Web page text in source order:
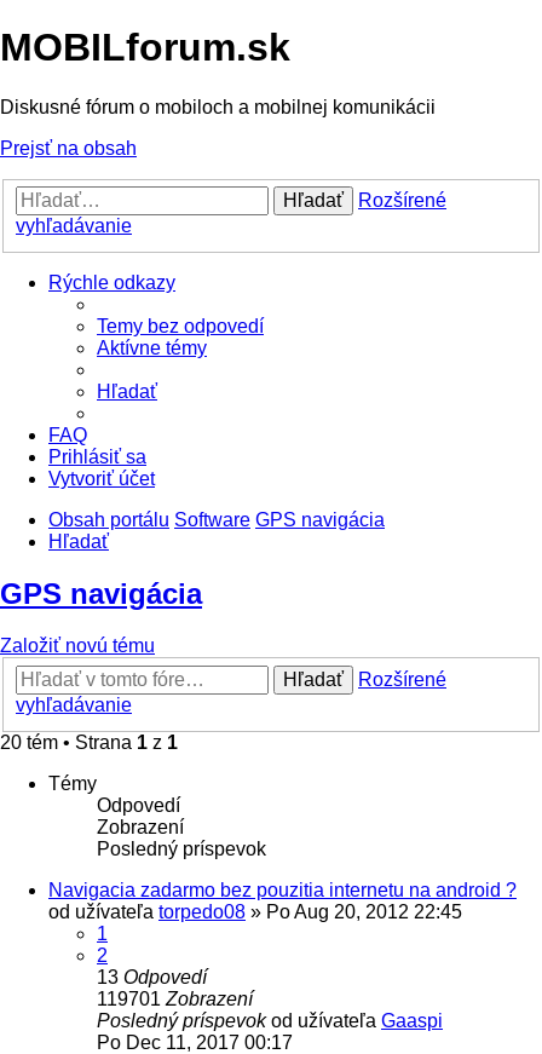
MOBILforum.sk
Diskusné fórum o mobiloch a mobilnej komunikácii
Prejsť na obsah
Hľadať
Rozšírené
vyhľadávanie
Rýchle odkazy
Temy bez odpovedí
Aktívne témy
Hľadať
FAQ
Prihlásiť sa
Vytvoriť účet
Obsah portálu Software GPS navigácia
Hľadať
GPS navigácia
Založiť novú tému
Hľadať
Rozšírené
vyhľadávanie
20 tém • Strana 1 z 1
Témy
Odpovedí
Zobrazení
Posledný príspevok
Navigacia zadarmo bez pouzitia internetu na android ?
od užívateľa torpedo08 » Po Aug 20, 2012 22:45
1
2
13 Odpovedí
119701 Zobrazení
Posledný príspevokod užívateľa Gaaspi
Po Dec 11, 2017 00:17